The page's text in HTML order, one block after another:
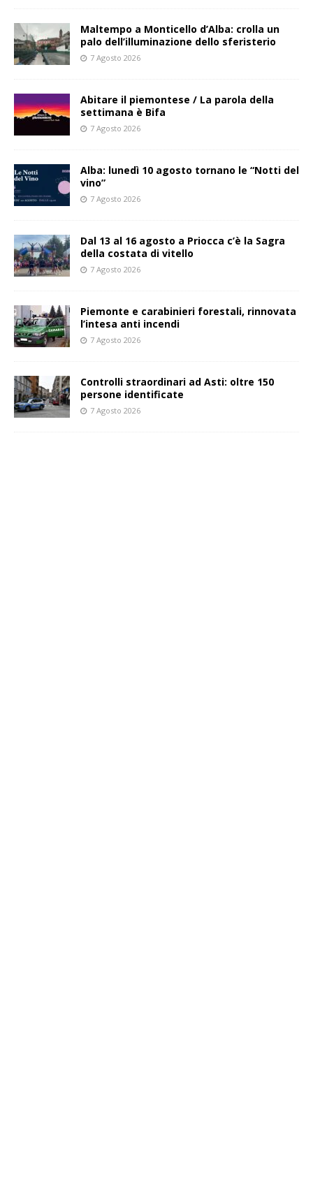
Maltempo a Monticello d’Alba: crolla un
palo dell’illuminazione dello sferisterio
7 Agosto 2026
Abitare il piemontese / La parola della
settimana è Bifa
7 Agosto 2026
Alba: lunedì 10 agosto tornano le “Notti del
vino”
7 Agosto 2026
Dal 13 al 16 agosto a Priocca c’è la Sagra
della costata di vitello
7 Agosto 2026
Piemonte e carabinieri forestali, rinnovata
l’intesa anti incendi
7 Agosto 2026
Controlli straordinari ad Asti: oltre 150
persone identificate
7 Agosto 2026